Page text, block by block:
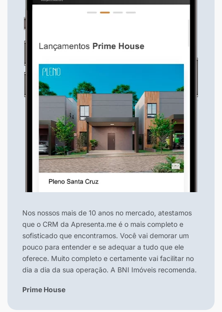
Nos nossos mais de 10 anos no mercado, atestamos
que o CRM da Apresenta.me é o mais completo e
sofisticado que encontramos. Você vai demorar um
pouco para entender e se adequar a tudo que ele
oferece. Muito completo e certamente vai facilitar no
dia a dia da sua operação. A BNI Imóveis recomenda.
Prime House